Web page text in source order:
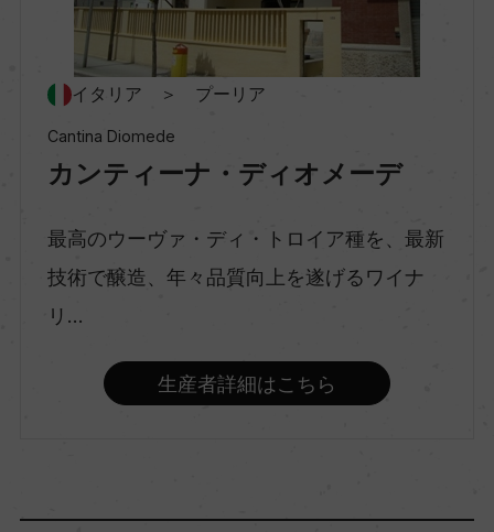
種類
スティルワイン
フルボディ
品種（原材料）
アリアニコ 100%
イタリア ＞ プーリア
Cantina Diomede
カンティーナ・ディオメーデ
最高のウーヴァ・ディ・トロイア種を、最新
技術で醸造、年々品質向上を遂げるワイナ
リ...
生産者詳細はこちら